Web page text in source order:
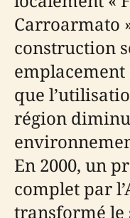
Carroarmato
construction
que
région
En 2000, un
complet par
transformé le